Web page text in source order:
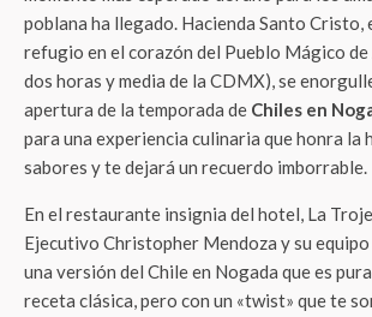
poblana ha llegado. Hacienda Santo Cristo,
refugio en el corazón del Pueblo Mágico
dos horas y media de la CDMX), se
apertura de la temporada de Chiles en
para una experiencia culinaria que honra la
sabores y te dejará un recuerdo imborrable.
En el restaurante insignia del hotel, La
Ejecutivo Christopher Mendoza y su
una versión del Chile en Nogada que es
receta clásica, pero con un «twist» que te